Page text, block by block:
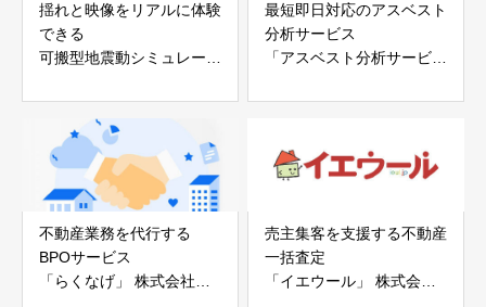
揺れと映像をリアルに体験
できる
可搬型地震動シミュレータ
白山工業株式会社
最短即日対応のアスベスト
分析サービス
「アスベスト分析サービ
不動産業務を代行する
BPOサービス
「らくなげ」 株式会社い
売主集客を支援する不動産
一括査定
「イエウール」 株式会社